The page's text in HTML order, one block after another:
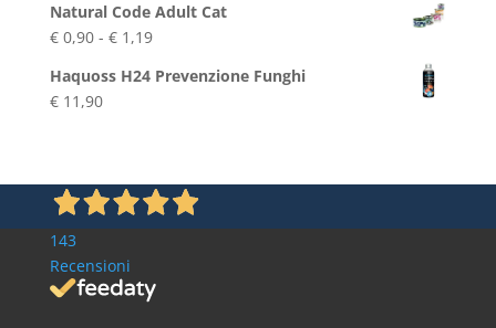
originale
era:
€ 8,90.
attuale
è:
€ 7,90.
Natural Code Adult Cat
€0,90 - €1,19Fascia
prezzo:
€ 1,19
Haquoss H24 Prevenzione Funghi
€11,90
143
Recensioni